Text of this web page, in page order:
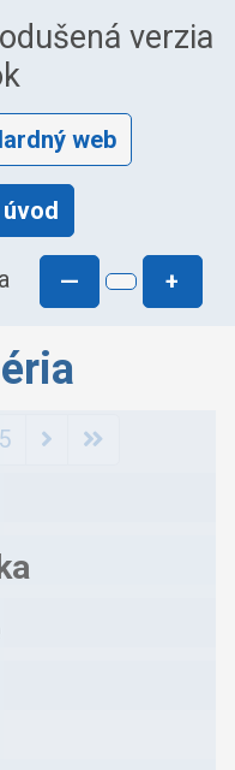
verzia
web
— +
5